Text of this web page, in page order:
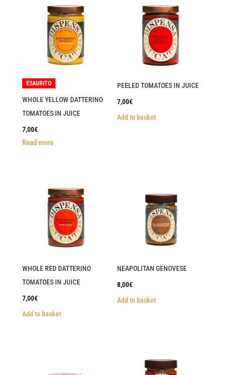
ESAURITO
WHOLE YELLOW DATTERINO
TOMATOES IN JUICE
7,00€
Read more
PEELED TOMATOES IN JUICE
7,00€
Add to basket
WHOLE RED DATTERINO
TOMATOES IN JUICE
7,00€
Add to basket
NEAPOLITAN GENOVESE
8,00€
Add to basket